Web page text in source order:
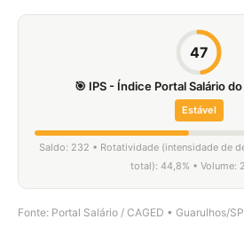
47
🎯 IPS - Índice Portal Salário
Estável
Saldo: 232 • Rotatividade (intensidade de
total): 44,8% • Volume:
Fonte: Portal Salário / CAGED • Guarulhos/